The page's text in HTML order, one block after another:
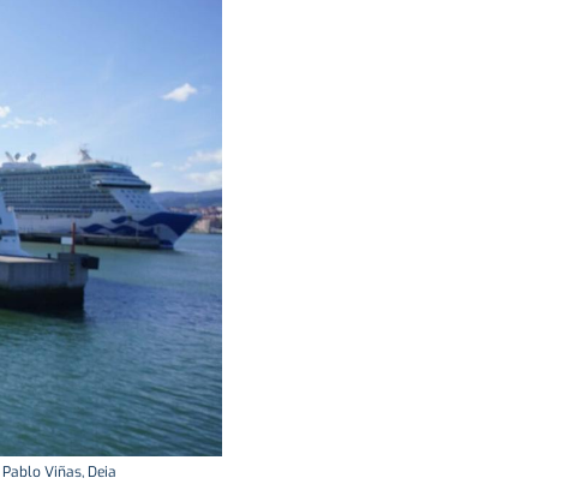
Viñas, Deia